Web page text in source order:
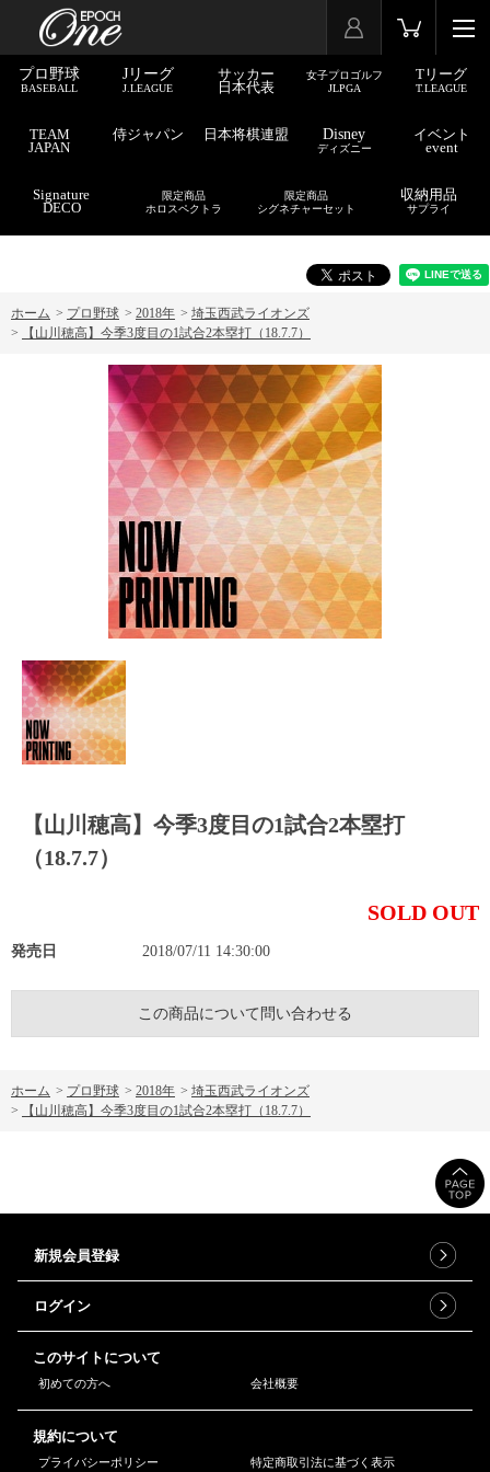
プロ野球
BASEBALL
Jリーグ
J.LEAGUE
サッカー
日本代表
女子プロゴルフ
JLPGA
Tリーグ
T.LEAGUE
TEAM
JAPAN
侍ジャパン 日本将棋連盟 Disney
ディズニー
イベント
event
Signature
DECO
限定商品
ホロスペクトラ
限定商品
シグネチャーセット
収納用品
サプライ
ホーム > プロ野球 > 2018年 > 埼玉西武ライオンズ
>
【山川穂高】今季3度目の1試合2本塁打（18.7.7）
【山川穂高】今季3度目の1試合2本塁打
（18.7.7）
SOLD OUT
発売日 2018/07/11 14:30:00
この商品について問い合わせる
ホーム > プロ野球 > 2018年 > 埼玉西武ライオンズ
>
【山川穂高】今季3度目の1試合2本塁打（18.7.7）
新規会員登録
ログイン
このサイトについて
初めての方へ 会社概要
規約について
プライバシーポリシー 特定商取引法に基づく表示